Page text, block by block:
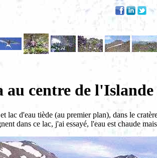
au centre de l'Islande
lac d'eau tiède (au premier plan), dans le
dans ce lac, j'ai essayé, l'eau est chaude